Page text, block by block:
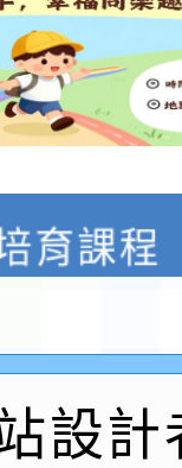
白海豚
育課程
新住民
專業人
播委員
設計